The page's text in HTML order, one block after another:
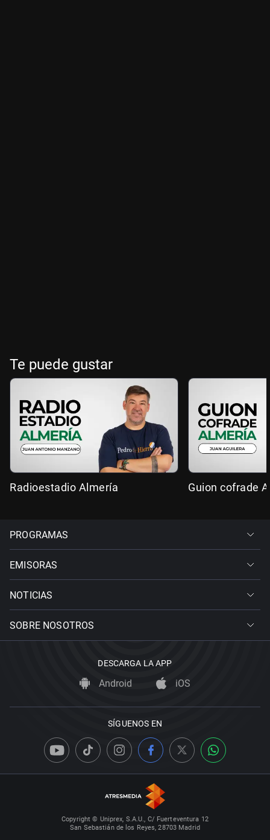
Te puede gustar
Radioestadio Almería Guion cofrade
PROGRAMAS
EMISORAS
NOTICIAS
SOBRE NOSOTROS
DESCARGA LA APP
Android iOS
SÍGUENOS EN
Copyright © Uniprex, S.A.U., C/ Fuerteventura 12
San Sebastián de los Reyes, 28703 Madrid